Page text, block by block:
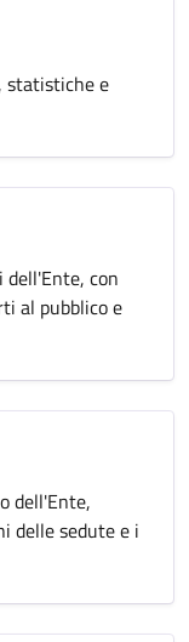
statistiche e
con
al pubblico e
dell'Ente,
delle sedute e i